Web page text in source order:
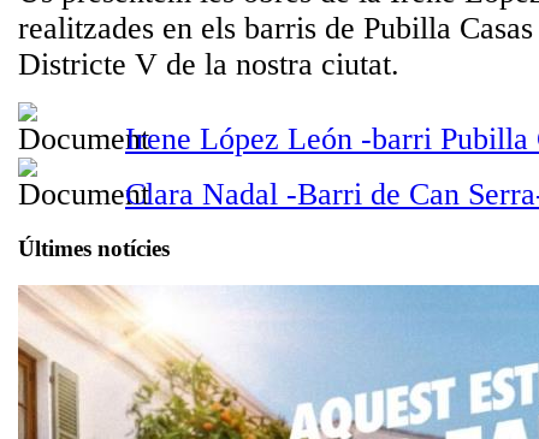
realitzades en els barris de Pubilla
Districte V de la nostra ciutat.
Irene López León -barri Pubilla
Clara Nadal -Barri de Can
Últimes notícies